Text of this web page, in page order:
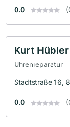
0.0
Kurt Hübler
Uhrenreparatur
Stadtstraße 16,
0.0